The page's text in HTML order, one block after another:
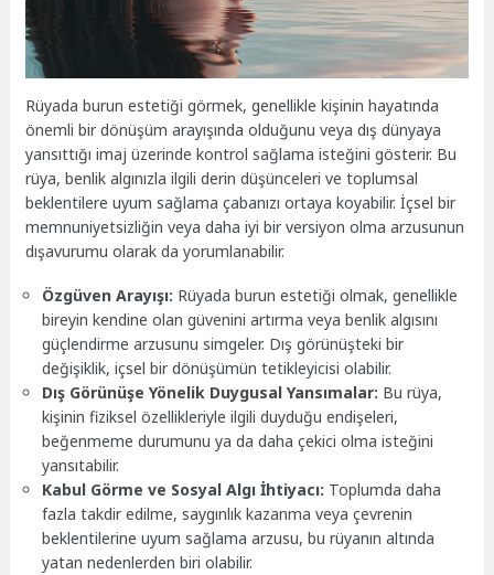
Rüyada burun estetiği görmek, genellikle kişinin hayatında
önemli bir dönüşüm arayışında olduğunu veya dış dünyaya
yansıttığı imaj üzerinde kontrol sağlama isteğini gösterir. Bu
rüya, benlik algınızla ilgili derin düşünceleri ve toplumsal
beklentilere uyum sağlama çabanızı ortaya koyabilir. İçsel bir
memnuniyetsizliğin veya daha iyi bir versiyon olma arzusunun
dışavurumu olarak da yorumlanabilir.
Özgüven Arayışı: Rüyada burun estetiği olmak, genellikle
bireyin kendine olan güvenini artırma veya benlik algısını
güçlendirme arzusunu simgeler. Dış görünüşteki bir
değişiklik, içsel bir dönüşümün tetikleyicisi olabilir.
Dış Görünüşe Yönelik Duygusal Yansımalar: Bu rüya,
kişinin fiziksel özellikleriyle ilgili duyduğu endişeleri,
beğenmeme durumunu ya da daha çekici olma isteğini
yansıtabilir.
Kabul Görme ve Sosyal Algı İhtiyacı: Toplumda daha
fazla takdir edilme, saygınlık kazanma veya çevrenin
beklentilerine uyum sağlama arzusu, bu rüyanın altında
yatan nedenlerden biri olabilir.